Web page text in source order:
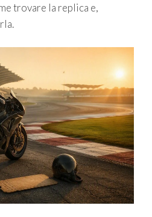
trovare la replica e,